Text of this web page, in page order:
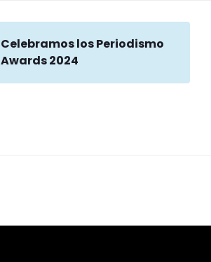
Celebramos los Periodismo
Awards 2024